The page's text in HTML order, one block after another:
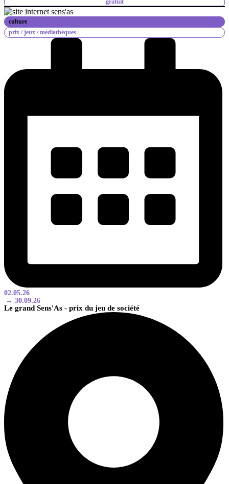
gratuit
culture
prix /jeux /médiathèques
02.05.26
→ 30.09.26
Le grand Sens'As - prix du jeu de société